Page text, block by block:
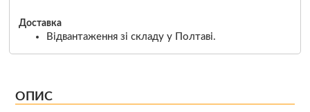
Доставка
Відвантаження зі складу у Полтаві.
ОПИС